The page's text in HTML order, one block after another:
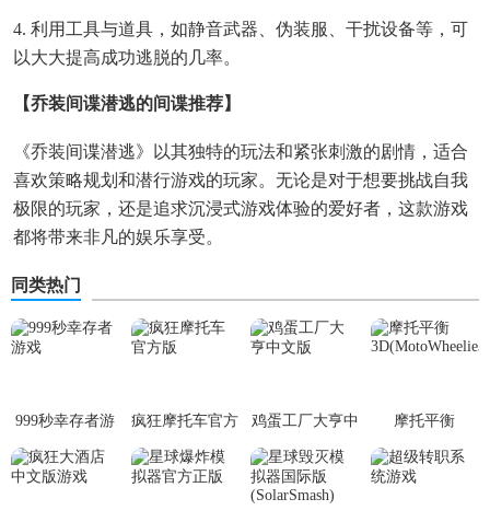
4. 利用工具与道具，如静音武器、伪装服、干扰设备等，可
以大大提高成功逃脱的几率。
【乔装间谍潜逃的间谍推荐】
《乔装间谍潜逃》以其独特的玩法和紧张刺激的剧情，适合
喜欢策略规划和潜行游戏的玩家。无论是对于想要挑战自我
极限的玩家，还是追求沉浸式游戏体验的爱好者，这款游戏
都将带来非凡的娱乐享受。
同类热门
999秒幸存者游
戏
疯狂摩托车官方
版
鸡蛋工厂大亨中
文版
摩托平衡